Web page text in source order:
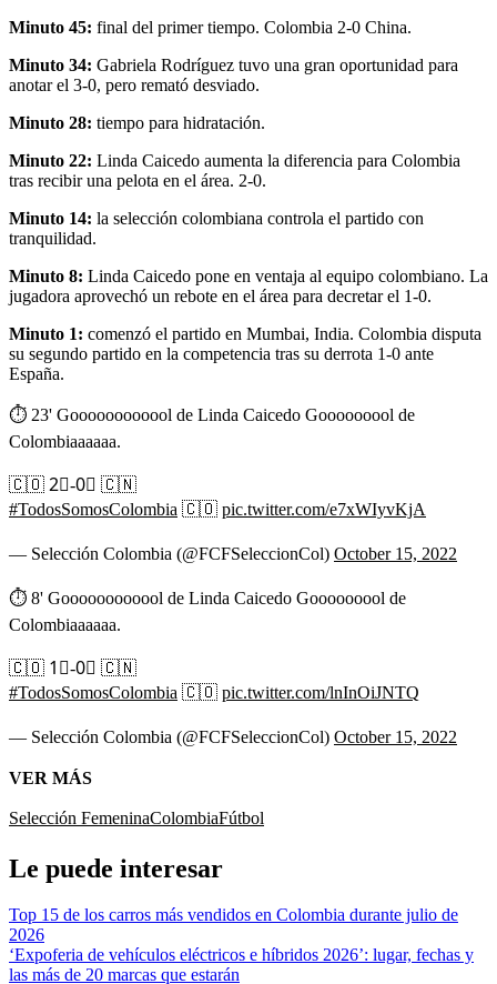
Minuto 45: final del primer tiempo. Colombia 2-0 China.
Minuto 34: Gabriela Rodríguez tuvo una gran oportunidad para
anotar el 3-0, pero remató desviado.
Minuto 28: tiempo para hidratación.
Minuto 22: Linda Caicedo aumenta la diferencia para Colombia
tras recibir una pelota en el área. 2-0.
Minuto 14: la selección colombiana controla el partido con
tranquilidad.
Minuto 8: Linda Caicedo pone en ventaja al equipo colombiano. La
jugadora aprovechó un rebote en el área para decretar el 1-0.
Minuto 1: comenzó el partido en Mumbai, India. Colombia disputa
su segundo partido en la competencia tras su derrota 1-0 ante
España.
⏱ 23' Goooooooooool de Linda Caicedo Gooooooool de
Colombiaaaaaa.
🇨🇴 2⃣-0⃣ 🇨🇳
#TodosSomosColombia 🇨🇴 pic.twitter.com/e7xWIyvKjA
— Selección Colombia (@FCFSeleccionCol) October 15, 2022
⏱ 8' Goooooooooool de Linda Caicedo Gooooooool de
Colombiaaaaaa.
🇨🇴 1⃣-0⃣ 🇨🇳
#TodosSomosColombia 🇨🇴 pic.twitter.com/lnInOiJNTQ
— Selección Colombia (@FCFSeleccionCol) October 15, 2022
VER MÁS
Selección FemeninaColombiaFútbol
Le puede interesar
Top 15 de los carros más vendidos en Colombia durante julio de
2026
‘Expoferia de vehículos eléctricos e híbridos 2026’: lugar, fechas y
las más de 20 marcas que estarán